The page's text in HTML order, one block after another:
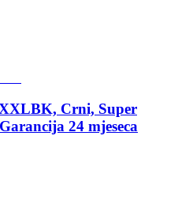
Crni, Super
24 mjeseca